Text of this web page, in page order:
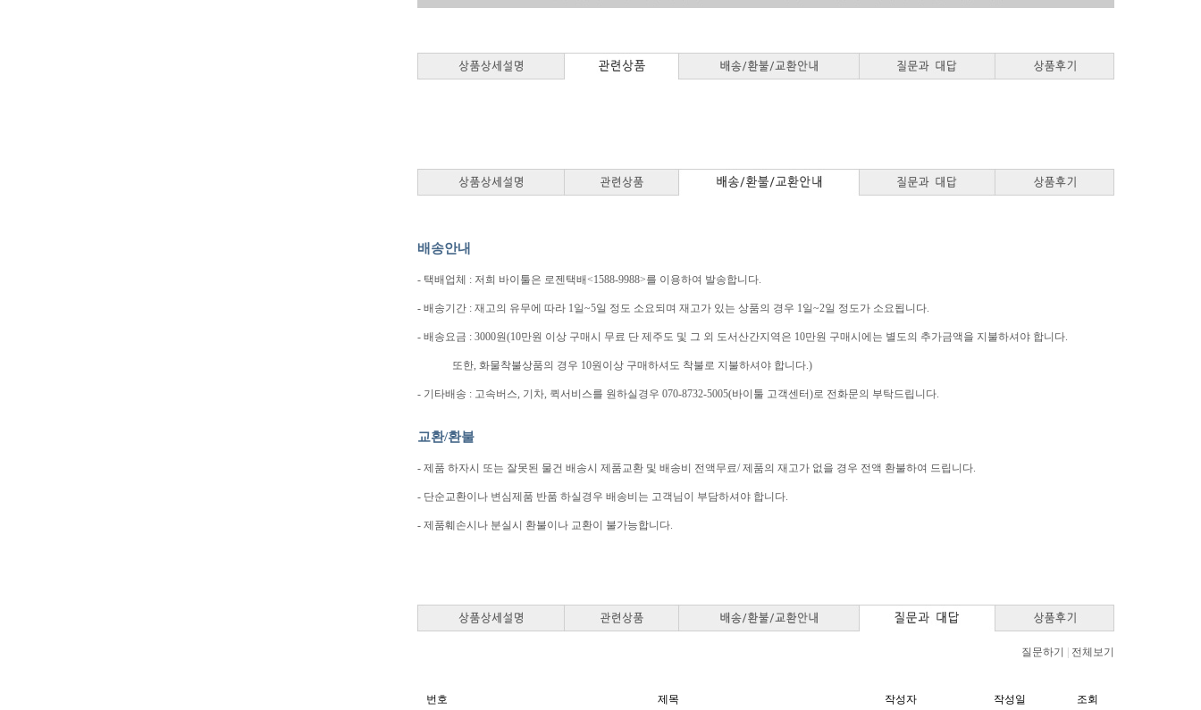
배송안내
- 택배업체 : 저희 바이툴은 로젠택배<1588-9988>를 이용하여 발송합니다.
- 배송기간 : 재고의 유무에 따라 1일~5일 정도 소요되며 재고가 있는 상품의 경우 1일~2일 정도가 소요됩니다.
- 배송요금 : 3000원(10만원 이상 구매시 무료 단 제주도 및 그 외 도서산간지역은 10만원 구매시에는 별도의 추가금액을 지불하셔야 합니다.
또한, 화물착불상품의 경우 10원이상 구매하셔도 착불로 지불하셔야 합니다.)
- 기타배송 : 고속버스, 기차, 퀵서비스를 원하실경우 070-8732-5005(바이툴 고객센터)로 전화문의 부탁드립니다.
교환/환불
- 제품 하자시 또는 잘못된 물건 배송시 제품교환 및 배송비 전액무료/ 제품의 재고가 없을 경우 전액 환불하여 드립니다.
- 단순교환이나 변심제품 반품 하실경우 배송비는 고객님이 부담하셔야 합니다.
- 제품훼손시나 분실시 환불이나 교환이 불가능합니다.
질문하기 전체보기
번호 제목 작성자 작성일 조회